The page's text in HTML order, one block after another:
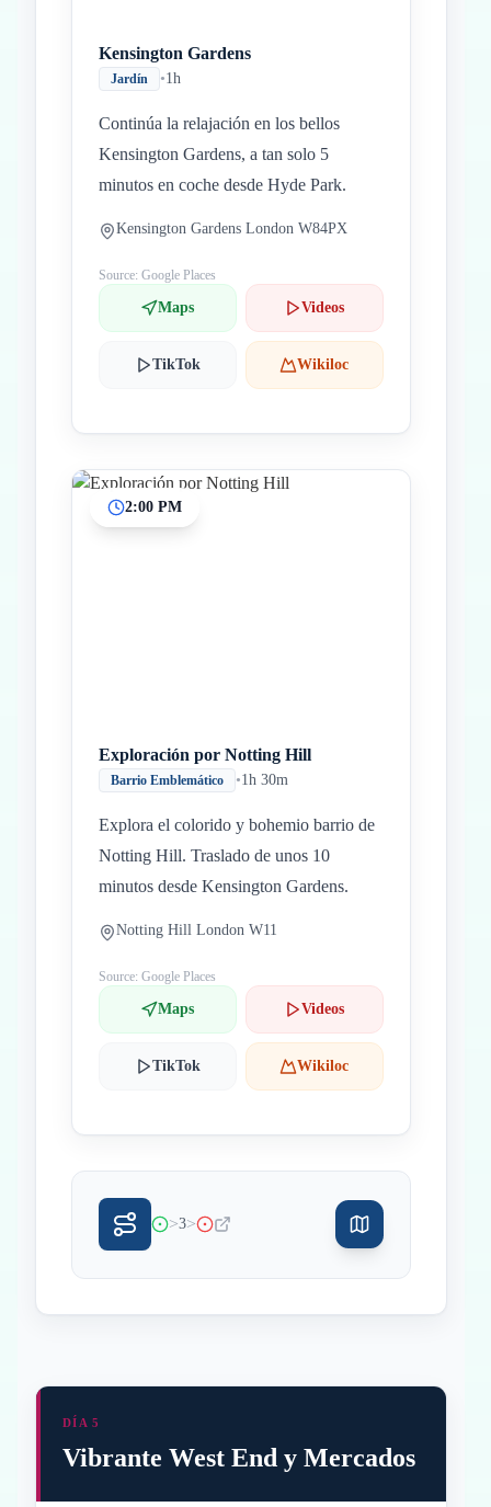
Kensington Gardens
Jardín •1h
Continúa la relajación en los bellos
Kensington Gardens, a tan solo 5
minutos en coche desde Hyde Park.
Kensington Gardens London W84PX
Source: Google Places
Maps Videos
TikTok Wikiloc
2:00 PM
Exploración por Notting Hill
Barrio Emblemático •1h 30m
Explora el colorido y bohemio barrio de
Notting Hill. Traslado de unos 10
minutos desde Kensington Gardens.
Notting Hill London W11
Source: Google Places
Maps Videos
TikTok Wikiloc
>3>
DÍA 5
Vibrante West End y Mercados